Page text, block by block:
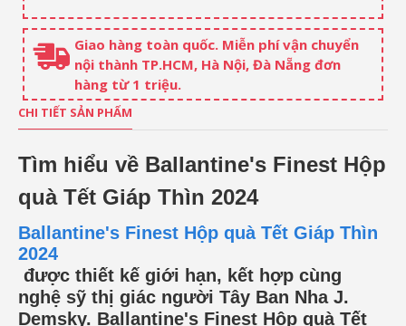
Giao hàng toàn quốc. Miễn phí vận chuyển
nội thành TP.HCM, Hà Nội, Đà Nẵng đơn
hàng từ 1 triệu.
CHI TIẾT SẢN PHẨM
Tìm hiểu về Ballantine's Finest Hộp
quà Tết Giáp Thìn 2024
Ballantine's Finest Hộp quà Tết Giáp Thìn
2024
được thiết kế giới hạn, kết hợp cùng
nghệ sỹ thị giác người Tây Ban Nha J.
Demsky. Ballantine's Finest Hộp quà Tết